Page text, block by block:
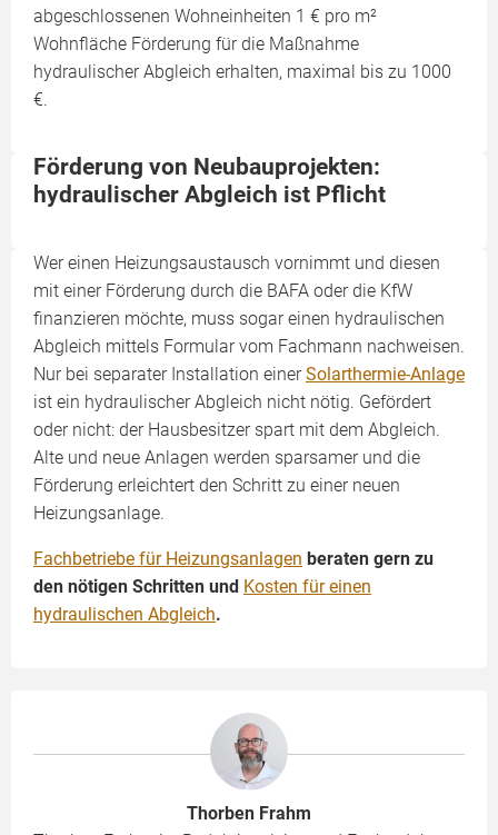
abgeschlossenen Wohneinheiten 1 € pro m²
Wohnfläche Förderung für die Maßnahme
hydraulischer Abgleich erhalten, maximal bis zu 1000
€.
Förderung von Neubauprojekten:
hydraulischer Abgleich ist Pflicht
Wer einen Heizungsaustausch vornimmt und diesen
mit einer Förderung durch die BAFA oder die KfW
finanzieren möchte, muss sogar einen hydraulischen
Abgleich mittels Formular vom Fachmann nachweisen.
Nur bei separater Installation einerSolarthermie-Anlage
ist ein hydraulischer Abgleich nicht nötig. Gefördert
oder nicht: der Hausbesitzer spart mit dem Abgleich.
Alte und neue Anlagen werden sparsamer und die
Förderung erleichtert den Schritt zu einer neuen
Heizungsanlage.
Fachbetriebe für Heizungsanlagen beraten gern zu
den nötigen Schritten und Kosten für einen
hydraulischen Abgleich.
Thorben Frahm